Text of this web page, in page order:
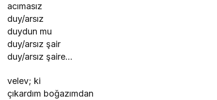
acımasız
duy/arsız
duydun mu
duy/arsız şair
duy/arsız şaire…
velev; ki
çıkardım boğazımdan